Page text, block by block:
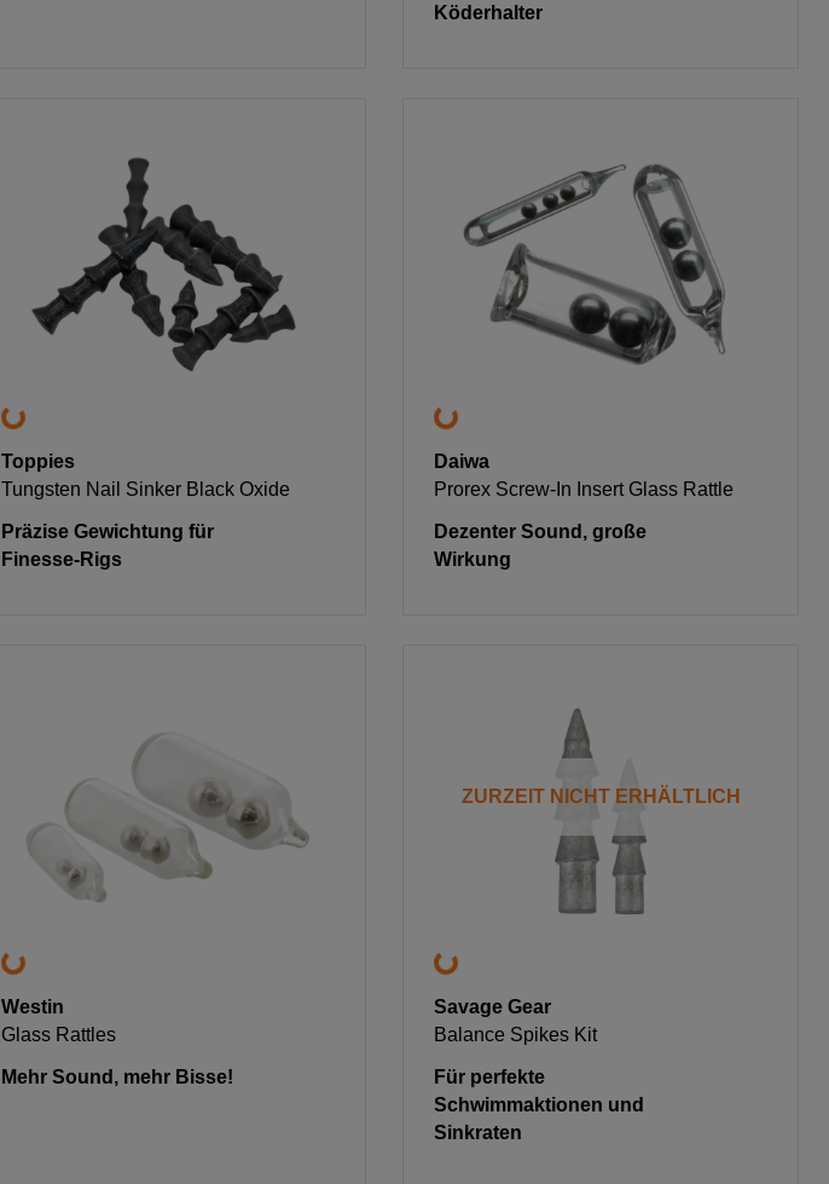
Köderhalter
Toppies
Tungsten Nail Sinker Black Oxide
Präzise Gewichtung für
Finesse-Rigs
Daiwa
Prorex Screw-In Insert Glass Rattle
Dezenter Sound, große
Wirkung
Westin
Glass Rattles
Mehr Sound, mehr Bisse!
ZURZEIT NICHT ERHÄLTLICH
Savage Gear
Balance Spikes Kit
Für perfekte
Schwimmaktionen und
Sinkraten